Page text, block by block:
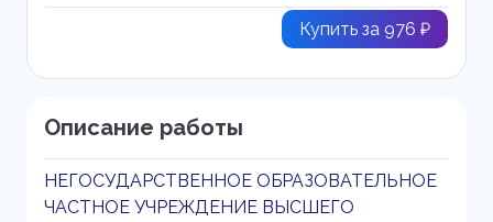
Купить за 976 ₽
Описание работы
НЕГОСУДАРСТВЕННОЕ ОБРАЗОВАТЕЛЬНОЕ
ЧАСТНОЕ УЧРЕЖДЕНИЕ ВЫСШЕГО